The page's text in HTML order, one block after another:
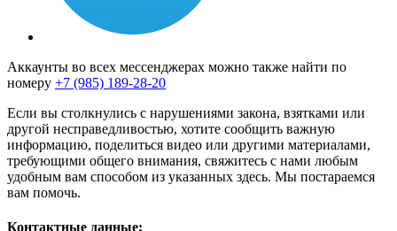
Аккаунты во всех мессенджерах можно также найти по
номеру +7 (985) 189-28-20
Если вы столкнулись с нарушениями закона, взятками или
другой несправедливостью, хотите сообщить важную
информацию, поделиться видео или другими материалами,
требующими общего внимания, свяжитесь с нами любым
удобным вам способом из указанных здесь. Мы постараемся
вам помочь.
Контактные данные: